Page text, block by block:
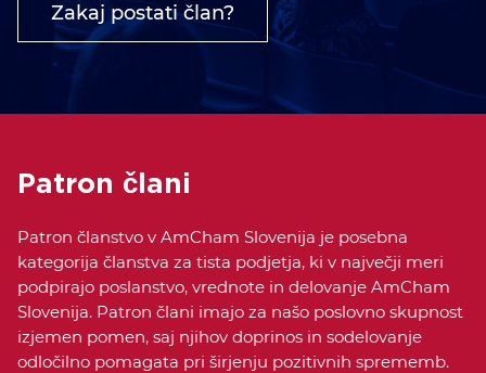
Zakaj postati član?
Patron člani
Patron članstvo v AmCham Slovenija je posebna
kategorija članstva za tista podjetja, ki v največji meri
podpirajo poslanstvo, vrednote in delovanje AmCham
Slovenija. Patron člani imajo za našo poslovno skupnost
izjemen pomen, saj njihov doprinos in sodelovanje
odločilno pomagata pri širjenju pozitivnih sprememb.